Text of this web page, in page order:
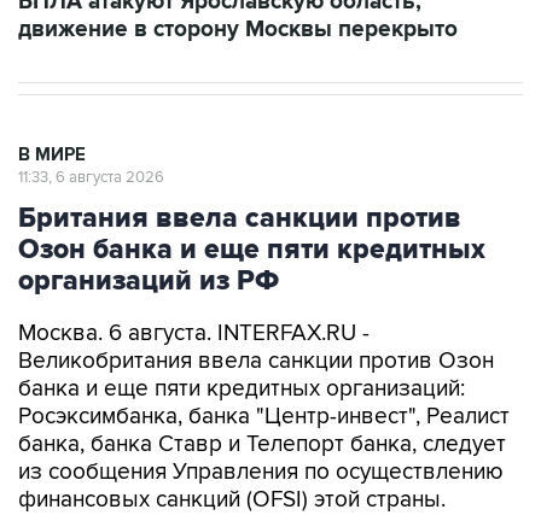
движение в сторону Москвы перекрыто
В МИРЕ
11:33, 6 августа 2026
Британия ввела санкции против
Озон банка и еще пяти кредитных
организаций из РФ
Москва. 6 августа. INTERFAX.RU -
Великобритания ввела санкции против Озон
банка и еще пяти кредитных организаций:
Росэксимбанка, банка "Центр-инвест", Реалист
банка, банка Ставр и Телепорт банка, следует
из сообщения Управления по осуществлению
финансовых санкций (OFSI) этой страны.